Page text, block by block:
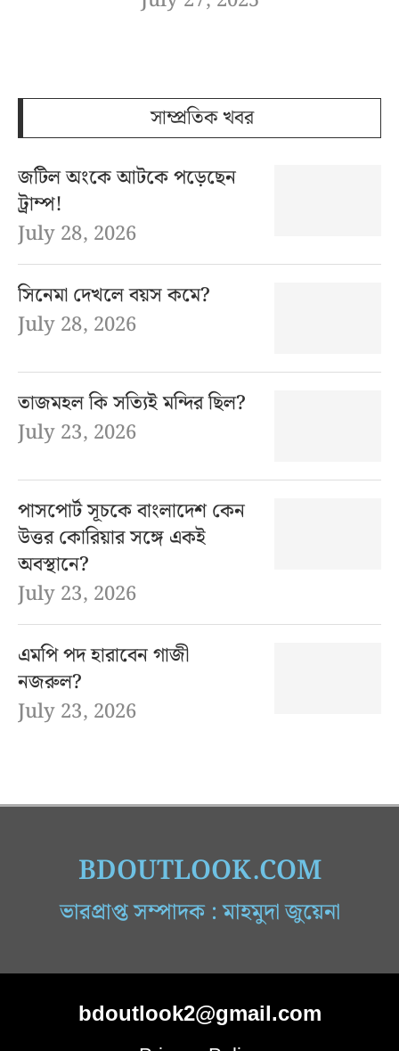
সাম্প্রতিক খবর
জটিল অংকে আটকে পড়েছেন
ট্রাম্প!
July 28, 2026
সিনেমা দেখলে বয়স কমে?
July 28, 2026
তাজমহল কি সত্যিই মন্দির ছিল?
July 23, 2026
পাসপোর্ট সূচকে বাংলাদেশ কেন
উত্তর কোরিয়ার সঙ্গে একই
অবস্থানে?
July 23, 2026
এমপি পদ হারাবেন গাজী
নজরুল?
July 23, 2026
BDOUTLOOK.COM
ভারপ্রাপ্ত সম্পাদক : মাহমুদা জুয়েনা
bdoutlook2@gmail.com